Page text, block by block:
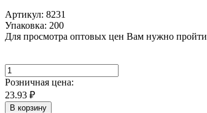
Артикул: 8231
Упаковка: 200
Для просмотра оптовых цен Вам нужно пройти
Розничная цена:
23.93 ₽
В корзину